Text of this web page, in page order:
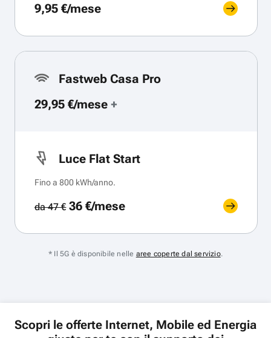
9,95 €/mese
Fastweb Casa Pro
29,95 €/mese +
Luce Flat Start
Fino a 800 kWh/anno.
da 47 €36 €/mese
* Il 5G è disponibile nelle aree coperte dal servizio.
Scopri le offerte Internet, Mobile ed Energia